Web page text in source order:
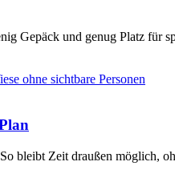
Gepäck und genug Platz für
bleibt Zeit draußen möglich,